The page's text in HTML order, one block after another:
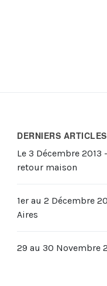
DERNIERS ARTICLES
Le 3 Décembre 2013
retour maison
1er au 2 Décembre
Aires
29 au 30 Novembre